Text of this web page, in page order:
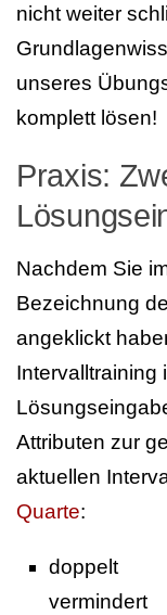
nicht weiter
unseres
komplett lösen!
Praxis:
Nachdem Sie
Bezeichnung
angeklickt
Intervalltraining
Attributen zur
aktuellen
Quarte:
doppelt
vermindert